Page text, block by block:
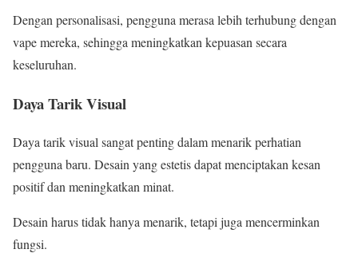
Dengan personalisasi, pengguna merasa lebih terhubung dengan
vape mereka, sehingga meningkatkan kepuasan secara
keseluruhan.
Daya Tarik Visual
Daya tarik visual sangat penting dalam menarik perhatian
pengguna baru. Desain yang estetis dapat menciptakan kesan
positif dan meningkatkan minat.
Desain harus tidak hanya menarik, tetapi juga mencerminkan
fungsi.